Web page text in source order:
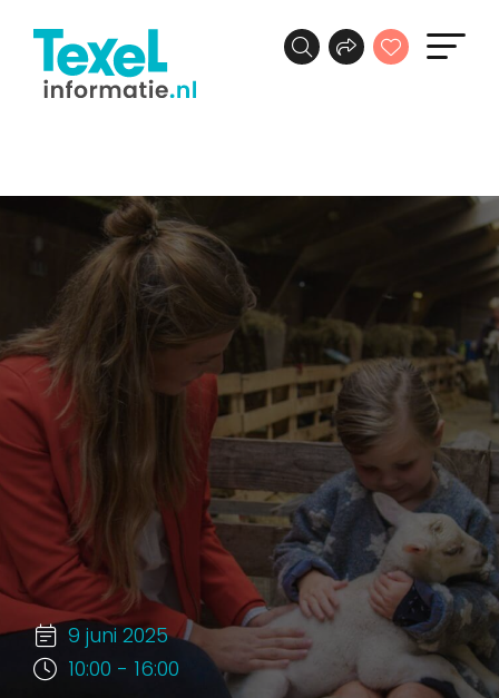
9 juni 2025
10:00 - 16:00